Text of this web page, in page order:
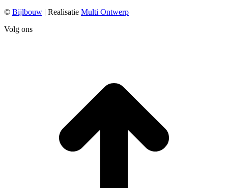
© Bijlbouw | Realisatie Multi Ontwerp
Volg onsFacebook
Linkedin